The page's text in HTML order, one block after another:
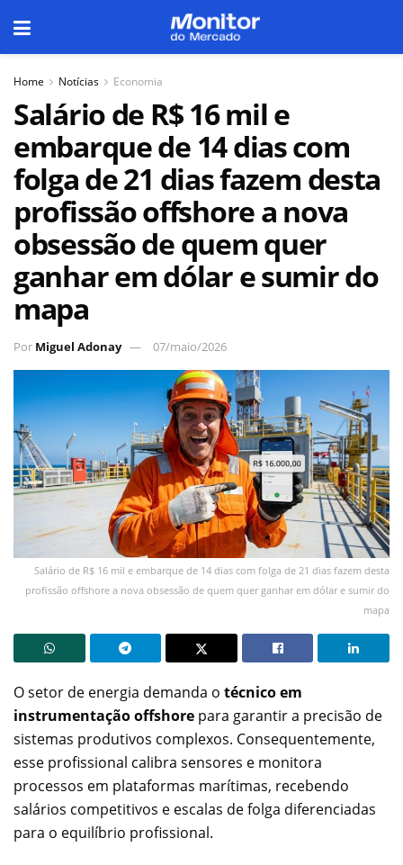
Home Notícias Economia
Salário de R$ 16 mil e
embarque de 14 dias com
folga de 21 dias fazem desta
profissão offshore a nova
obsessão de quem quer
ganhar em dólar e sumir do
mapa
Por Miguel Adonay 07/maio/2026
Salário de R$ 16 mil e embarque de 14 dias com folga de 21 dias fazem desta
profissão offshore a nova obsessão de quem quer ganhar em dólar e sumir do
mapa
O setor de energia demanda o técnico em
instrumentação offshore para garantir a precisão de
sistemas produtivos complexos. Consequentemente,
esse profissional calibra sensores e monitora
processos em plataformas marítimas, recebendo
salários competitivos e escalas de folga diferenciadas
para o equilíbrio profissional.